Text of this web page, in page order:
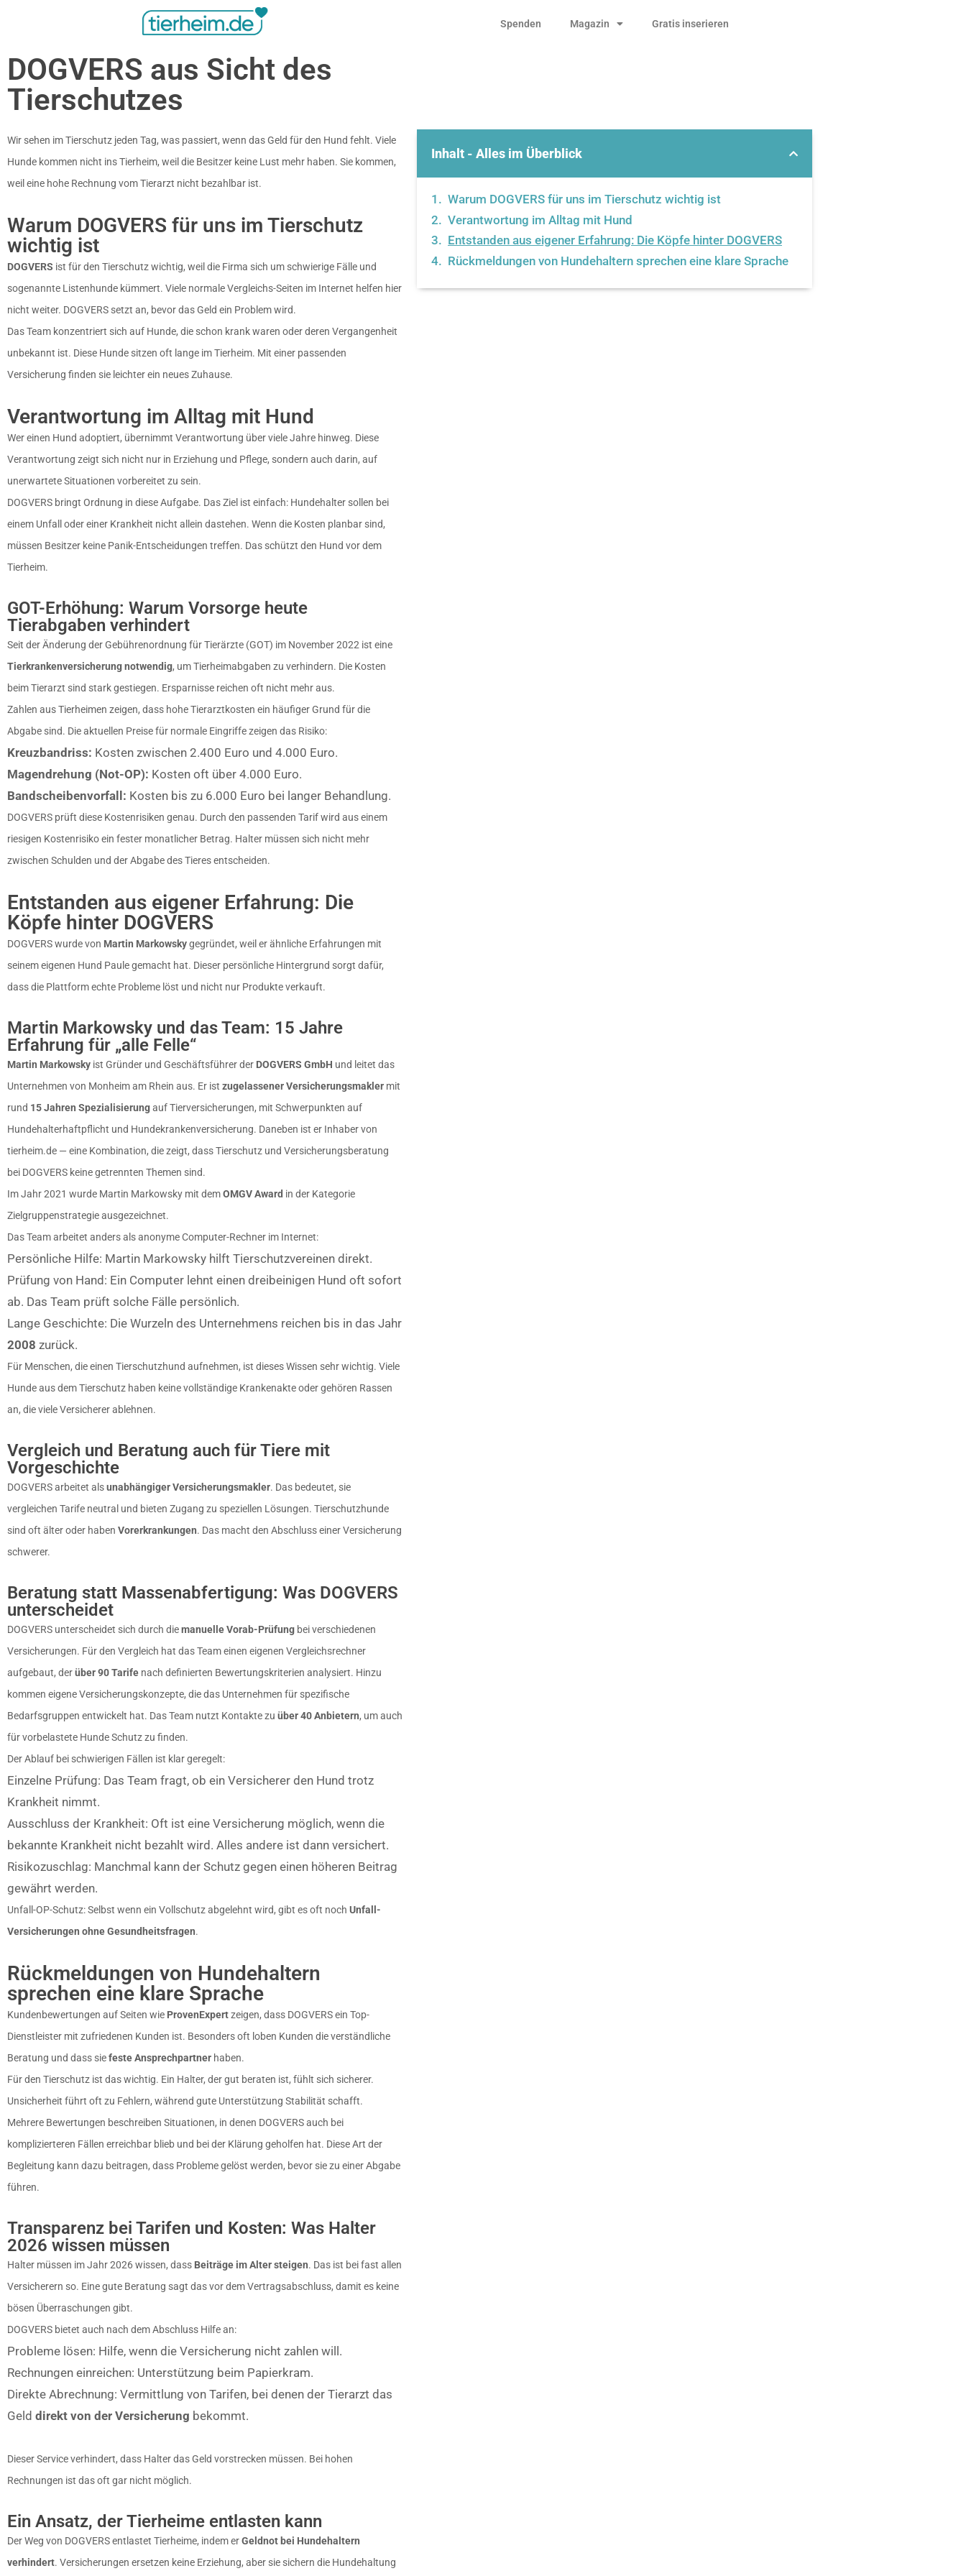
Spenden Magazin Gratis inserieren
DOGVERS aus Sicht des
Tierschutzes
Wir sehen im Tierschutz jeden Tag, was passiert, wenn das Geld für den Hund fehlt. Viele
Hunde kommen nicht ins Tierheim, weil die Besitzer keine Lust mehr haben. Sie kommen,
weil eine hohe Rechnung vom Tierarzt nicht bezahlbar ist.
Warum DOGVERS für uns im Tierschutz
wichtig ist
DOGVERS ist für den Tierschutz wichtig, weil die Firma sich um schwierige Fälle und
sogenannte Listenhunde kümmert. Viele normale Vergleichs-Seiten im Internet helfen hier
nicht weiter. DOGVERS setzt an, bevor das Geld ein Problem wird.
Das Team konzentriert sich auf Hunde, die schon krank waren oder deren Vergangenheit
unbekannt ist. Diese Hunde sitzen oft lange im Tierheim. Mit einer passenden
Versicherung finden sie leichter ein neues Zuhause.
Verantwortung im Alltag mit Hund
Wer einen Hund adoptiert, übernimmt Verantwortung über viele Jahre hinweg. Diese
Verantwortung zeigt sich nicht nur in Erziehung und Pflege, sondern auch darin, auf
unerwartete Situationen vorbereitet zu sein.
DOGVERS bringt Ordnung in diese Aufgabe. Das Ziel ist einfach: Hundehalter sollen bei
einem Unfall oder einer Krankheit nicht allein dastehen. Wenn die Kosten planbar sind,
müssen Besitzer keine Panik-Entscheidungen treffen. Das schützt den Hund vor dem
Tierheim.
GOT-Erhöhung: Warum Vorsorge heute
Tierabgaben verhindert
Seit der Änderung der Gebührenordnung für Tierärzte (GOT) im November 2022 ist eine
Tierkrankenversicherung notwendig, um Tierheimabgaben zu verhindern. Die Kosten
beim Tierarzt sind stark gestiegen. Ersparnisse reichen oft nicht mehr aus.
Zahlen aus Tierheimen zeigen, dass hohe Tierarztkosten ein häufiger Grund für die
Abgabe sind. Die aktuellen Preise für normale Eingriffe zeigen das Risiko:
Kreuzbandriss: Kosten zwischen 2.400 Euro und 4.000 Euro.
Magendrehung (Not-OP): Kosten oft über 4.000 Euro.
Bandscheibenvorfall: Kosten bis zu 6.000 Euro bei langer Behandlung.
DOGVERS prüft diese Kostenrisiken genau. Durch den passenden Tarif wird aus einem
riesigen Kostenrisiko ein fester monatlicher Betrag. Halter müssen sich nicht mehr
zwischen Schulden und der Abgabe des Tieres entscheiden.
Entstanden aus eigener Erfahrung: Die
Köpfe hinter DOGVERS
DOGVERS wurde von Martin Markowskygegründet, weil er ähnliche Erfahrungen mit
seinem eigenen Hund Paule gemacht hat. Dieser persönliche Hintergrund sorgt dafür,
dass die Plattform echte Probleme löst und nicht nur Produkte verkauft.
Martin Markowsky und das Team: 15 Jahre
Erfahrung für „alle Felle“
Martin Markowsky ist Gründer und Geschäftsführer der DOGVERS GmbH und leitet das
Unternehmen von Monheim am Rhein aus. Er ist zugelassener Versicherungsmakler mit
rund 15 Jahren Spezialisierungauf Tierversicherungen, mit Schwerpunkten auf
Hundehalterhaftpflicht und Hundekrankenversicherung. Daneben ist er Inhaber von
tierheim.de — eine Kombination, die zeigt, dass Tierschutz und Versicherungsberatung
bei DOGVERS keine getrennten Themen sind.
Im Jahr 2021 wurde Martin Markowsky mit demOMGV Award in der Kategorie
Zielgruppenstrategie ausgezeichnet.
Das Team arbeitet anders als anonyme Computer-Rechner im Internet:
Persönliche Hilfe: Martin Markowsky hilft Tierschutzvereinen direkt.
Prüfung von Hand: Ein Computer lehnt einen dreibeinigen Hund oft sofort
ab. Das Team prüft solche Fälle persönlich.
Lange Geschichte: Die Wurzeln des Unternehmens reichen bis in das Jahr
2008 zurück.
Für Menschen, die einen Tierschutzhund aufnehmen, ist dieses Wissen sehr wichtig. Viele
Hunde aus dem Tierschutz haben keine vollständige Krankenakte oder gehören Rassen
an, die viele Versicherer ablehnen.
Vergleich und Beratung auch für Tiere mit
Vorgeschichte
DOGVERS arbeitet alsunabhängiger Versicherungsmakler. Das bedeutet, sie
vergleichen Tarife neutral und bieten Zugang zu speziellen Lösungen. Tierschutzhunde
sind oft älter oder haben Vorerkrankungen. Das macht den Abschluss einer Versicherung
schwerer.
Beratung statt Massenabfertigung: Was DOGVERS
unterscheidet
DOGVERS unterscheidet sich durch diemanuelle Vorab-Prüfung bei verschiedenen
Versicherungen. Für den Vergleich hat das Team einen eigenen Vergleichsrechner
aufgebaut, derüber 90 Tarife nach definierten Bewertungskriterien analysiert. Hinzu
kommen eigene Versicherungskonzepte, die das Unternehmen für spezifische
Bedarfsgruppen entwickelt hat. Das Team nutzt Kontakte zu über 40 Anbietern, um auch
für vorbelastete Hunde Schutz zu finden.
Der Ablauf bei schwierigen Fällen ist klar geregelt:
Einzelne Prüfung: Das Team fragt, ob ein Versicherer den Hund trotz
Krankheit nimmt.
Ausschluss der Krankheit: Oft ist eine Versicherung möglich, wenn die
bekannte Krankheit nicht bezahlt wird. Alles andere ist dann versichert.
Risikozuschlag: Manchmal kann der Schutz gegen einen höheren Beitrag
gewährt werden.
Unfall-OP-Schutz: Selbst wenn ein Vollschutz abgelehnt wird, gibt es oft noch Unfall-
Versicherungen ohne Gesundheitsfragen.
Rückmeldungen von Hundehaltern
sprechen eine klare Sprache
Kundenbewertungen auf Seiten wie ProvenExpertzeigen, dass DOGVERS ein Top-
Dienstleister mit zufriedenen Kunden ist. Besonders oft loben Kunden die verständliche
Beratung und dass siefeste Ansprechpartner haben.
Für den Tierschutz ist das wichtig. Ein Halter, der gut beraten ist, fühlt sich sicherer.
Unsicherheit führt oft zu Fehlern, während gute Unterstützung Stabilität schafft.
Mehrere Bewertungen beschreiben Situationen, in denen DOGVERS auch bei
komplizierteren Fällen erreichbar blieb und bei der Klärung geholfen hat. Diese Art der
Begleitung kann dazu beitragen, dass Probleme gelöst werden, bevor sie zu einer Abgabe
führen.
Transparenz bei Tarifen und Kosten: Was Halter
2026 wissen müssen
Halter müssen im Jahr 2026 wissen, dass Beiträge im Alter steigen. Das ist bei fast allen
Versicherern so. Eine gute Beratung sagt das vor dem Vertragsabschluss, damit es keine
bösen Überraschungen gibt.
DOGVERS bietet auch nach dem Abschluss Hilfe an:
Probleme lösen: Hilfe, wenn die Versicherung nicht zahlen will.
Rechnungen einreichen: Unterstützung beim Papierkram.
Direkte Abrechnung: Vermittlung von Tarifen, bei denen der Tierarzt das
Geld direkt von der Versicherung bekommt.
Dieser Service verhindert, dass Halter das Geld vorstrecken müssen. Bei hohen
Rechnungen ist das oft gar nicht möglich.
Ein Ansatz, der Tierheime entlasten kann
Der Weg von DOGVERS entlastet Tierheime, indem erGeldnot bei Hundehaltern
verhindert. Versicherungen ersetzen keine Erziehung, aber sie sichern die Hundehaltung
Inhalt - Alles im Überblick
Warum DOGVERS für uns im Tierschutz wichtig ist
Verantwortung im Alltag mit Hund
Entstanden aus eigener Erfahrung: Die Köpfe hinter DOGVERS
Rückmeldungen von Hundehaltern sprechen eine klare Sprache